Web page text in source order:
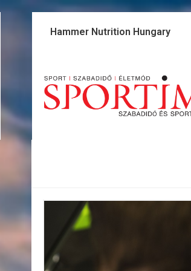
Hammer Nutrition Hungary